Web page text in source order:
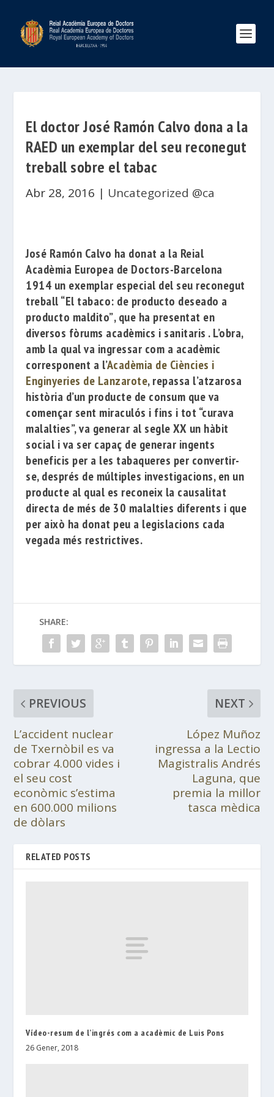
El doctor José Ramón Calvo dona a la
RAED un exemplar del seu reconegut
treball sobre el tabac
Abr 28, 2016 | Uncategorized @ca
José Ramón Calvo ha donat a la Reial
Acadèmia Europea de Doctors-Barcelona
1914 un exemplar especial del seu reconegut
treball“El tabaco: de producto deseado a
producto maldito”, que ha presentat en
diversos fòrums acadèmics i sanitaris . L’obra,
amb la qual va ingressar com a acadèmic
corresponent a l’Acadèmia de Ciències i
Enginyeries de Lanzarote, repassa l’atzarosa
història d’un producte de consum que va
començar sent miraculós i fins i tot “curava
malalties”, va generar al segle XX un hàbit
social i va ser capaç de generar ingents
beneficis per a les tabaqueres per convertir-
se, després de múltiples investigacions, en un
producte al qual es reconeix la causalitat
directa de més de 30 malalties diferents i que
per això ha donat peu a legislacions cada
vegada més restrictives.
SHARE:
PREVIOUS
L’accident nuclear
de Txernòbil es va
cobrar 4.000 vides i
el seu cost
econòmic s’estima
en 600.000 milions
de dòlars
NEXT
López Muñoz
ingressa a la Lectio
Magistralis Andrés
Laguna, que
premia la millor
tasca mèdica
RELATED POSTS
Vídeo-resum de l’ingrés com a acadèmic de Luis Pons
26 Gener, 2018